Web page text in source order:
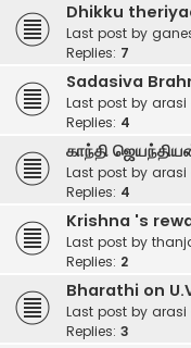
Dhikku
Last post by
Replies: 7
Sadasiva
Last post by arasi
Replies: 4
காந்தி
Last post by arasi
Replies: 4
Krishna 's
Last post by
Replies: 2
Bharathi on
Last post by arasi
Replies: 3